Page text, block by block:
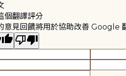
個翻譯評分
意見回饋將用於協助改善 Google